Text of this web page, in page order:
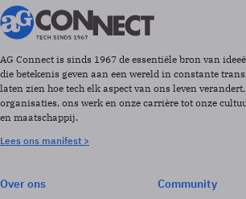
AG Connect is sinds 1967 de essentiële bron van
die betekenis geven aan een wereld in constante
laten zien hoe tech elk aspect van ons leven
organisaties, ons werk en onze carrière tot onze
en maatschappij.
Lees ons manifest >
Over ons
Community